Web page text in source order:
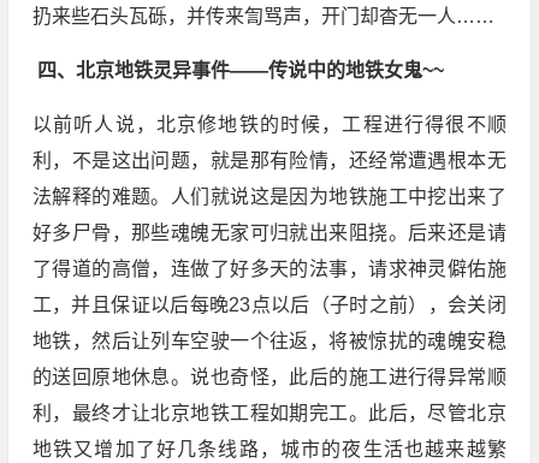
扔来些石头瓦砾，并传来訇骂声，开门却杳无一人……
四、北京地铁灵异事件——传说中的地铁女鬼~~
以前听人说，北京修地铁的时候，工程进行得很不顺
利，不是这出问题，就是那有险情，还经常遭遇根本无
法解释的难题。人们就说这是因为地铁施工中挖出来了
好多尸骨，那些魂魄无家可归就出来阻挠。后来还是请
了得道的高僧，连做了好多天的法事，请求神灵僻佑施
工，并且保证以后每晚23点以后（子时之前），会关闭
地铁，然后让列车空驶一个往返，将被惊扰的魂魄安稳
的送回原地休息。说也奇怪，此后的施工进行得异常顺
利，最终才让北京地铁工程如期完工。此后，尽管北京
地铁又增加了好几条线路，城市的夜生活也越来越繁